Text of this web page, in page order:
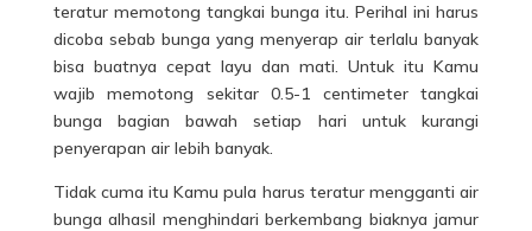
teratur memotong tangkai bunga itu. Perihal ini harus
dicoba sebab bunga yang menyerap air terlalu banyak
bisa buatnya cepat layu dan mati. Untuk itu Kamu
wajib memotong sekitar 0.5-1 centimeter tangkai
bunga bagian bawah setiap hari untuk kurangi
penyerapan air lebih banyak.
Tidak cuma itu Kamu pula harus teratur mengganti air
bunga alhasil menghindari berkembang biaknya jamur